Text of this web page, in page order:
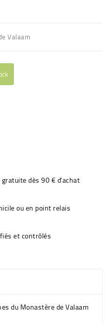
Valaam
dès 90 € d'achat
ou en point relais
et contrôlés
du Monastère de Valaam